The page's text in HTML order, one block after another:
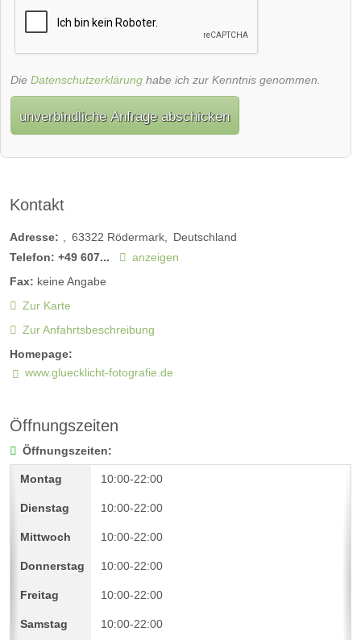
Die Datenschutzerklärung habe ich zur Kenntnis genommen.
unverbindliche Anfrage abschicken
Kontakt
Adresse: 63322 Rödermark
Deutschland
Telefon: +49 607...
anzeigen
Fax: keine Angabe
Zur Karte
Zur Anfahrtsbeschreibung
Homepage:
www.gluecklicht-fotografie.de
Öffnungszeiten
Öffnungszeiten:
10:00-22:00
10:00-22:00
10:00-22:00
10:00-22:00
10:00-22:00
10:00-22:00